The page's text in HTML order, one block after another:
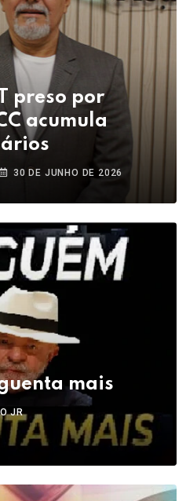
preso por
acumula
30 DE JUNHO DE 2026
mais
JR